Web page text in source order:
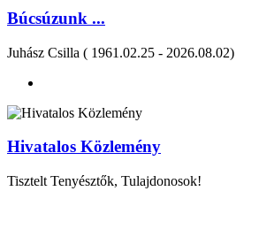
Búcsúzunk ...
Juhász Csilla ( 1961.02.25 - 2026.08.02)
Hivatalos Közlemény
Tisztelt Tenyésztők, Tulajdonosok!